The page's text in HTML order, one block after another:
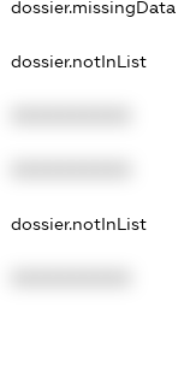
dossier.missingData
dossier.notInList
dossier.notInList